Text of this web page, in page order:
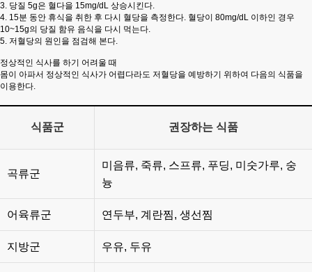
3. 당질 5g은 혈다을 15mg/dL 상승시킨다.
4. 15분 동안 휴식을 취한 후 다시 혈당을 측정한다. 혈당이 80mg/dL 이하인 경우
10~15g의 당질 함유 음식을 다시 먹는다.
5. 저혈당의 원인을 점검해 본다.
정상적인 식사를 하기 어려울 때
몸이 아파서 정상적인 식사가 어렵다라도 저혈당을 예방하기 위하여 다음의 식품을
이용한다.
식품군 권장하는 식품
곡류군
미음류, 죽류, 스프류, 푸딩, 미숫가루, 숭
늉
어육류군 연두부, 계란찜, 생선찜
지방군 우유, 두유